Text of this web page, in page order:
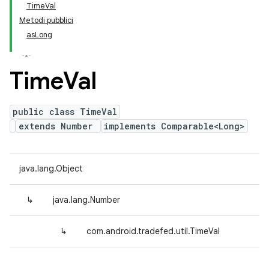
TimeVal
Metodi pubblici
asLong
TimeVal
public class TimeVal
extends Number
implements Comparable<Long>
java.lang.Object
↳ java.lang.Number
↳ com.android.tradefed.util.TimeVal